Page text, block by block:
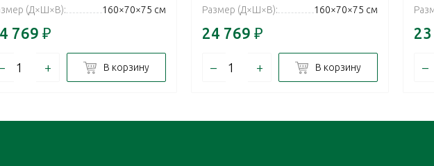
(Д×Ш×В):
160×70×75 см
769 ₽
+ В корзину
Размер (Д×Ш×В):
160×70×75 см
24 769 ₽
– + В корзину –